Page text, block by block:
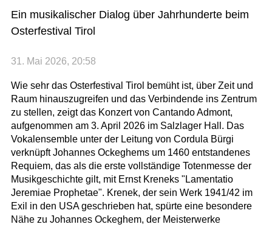
Ein musikalischer Dialog über Jahrhunderte beim
Osterfestival Tirol
31. Mai 2026, 20:58
Wie sehr das Osterfestival Tirol bemüht ist, über Zeit und
Raum hinauszugreifen und das Verbindende ins Zentrum
zu stellen, zeigt das Konzert von Cantando Admont,
aufgenommen am 3. April 2026 im Salzlager Hall. Das
Vokalensemble unter der Leitung von Cordula Bürgi
verknüpft Johannes Ockeghems um 1460 entstandenes
Requiem, das als die erste vollständige Totenmesse der
Musikgeschichte gilt, mit Ernst Kreneks "Lamentatio
Jeremiae Prophetae". Krenek, der sein Werk 1941/42 im
Exil in den USA geschrieben hat, spürte eine besondere
Nähe zu Johannes Ockeghem, der Meisterwerke